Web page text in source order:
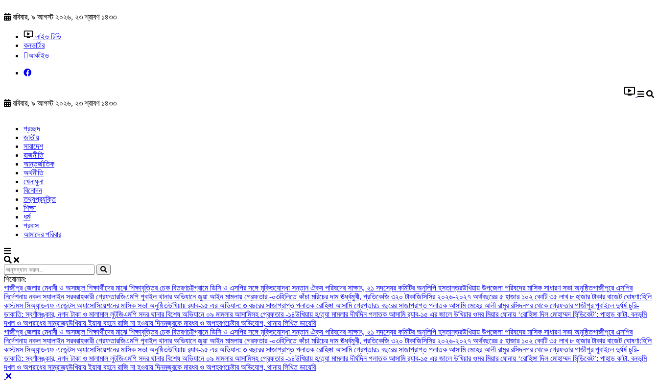
রবিবার, ৯ আগস্ট ২০২৬, ২৩ শ্রাবণ ১৪৩৩
লাইভ টিভি
কনভার্টার
আর্কাইভ
রবিবার, ৯ আগস্ট ২০২৬, ২৩ শ্রাবণ ১৪৩৩
প্রচ্ছদ
জাতীয়
সারাদেশ
রাজনীতি
আন্তর্জাতিক
অর্থনীতি
খেলাধুলা
বিনোদন
তথ্যপ্রযুক্তি
শিক্ষা
ধর্ম
প্রবাস
আমাদের পরিবার
শিরোনাম:
গাজীপুর জেলার মেধাবী ও অসচ্ছল শিক্ষার্থীদের মাঝে শিক্ষাবৃত্তির চেক বিতরণচট্টগ্রামে ডিসি ও এসপির সঙ্গে মুক্তিযোদ্ধা সন্তান ঐক্য পরিষদের সাক্ষাৎ, ২১ সদস্যের কমিটির অনুলিপি হস্তান্তরউখিয়ায় উপজেলা পরিষদের মাসিক সাধারণ সভা অনুষ্ঠিতগাজীপুরে এসপির
নির্দেশনায় নকল স্যালাইন সরবরাহকারী গ্রেফতারজিএমপি পূবাইল থানার অভিযানে জুয়া আইন মামলায় গ্রেফতার -০৩হিলিতে কাঁচা মরিচের দাম ঊর্ধ্বমুখী, প্রতিকেজি ৩২০ টাকাজিসিসির ২০২৬-২০২৭ অর্থবছরের ৫ হাজার ১০২ কোটি ৩৫ লাখ ৮ হাজার টাকার বাজেট ঘোষণা:হিলি
কাস্টমস সিঅ্যান্ডএফ এজেন্টস অ্যাসোসিয়েশনের মাসিক সভা অনুষ্ঠিতউখিয়ায় র‍্যাব-১৫ এর অভিযান: ৩ বছরের সাজাপ্রাপ্ত পলাতক রোহিঙ্গা আসামি গ্রেপ্তার১ বছরের সাজাপ্রাপ্ত পলাতক আসামি মেহের আলী রামুর রসিদনগর থেকে গ্রেফতার ‎গাজীপুর পূবাইলে দুর্ধর্ষ চুরি-
ডাকাতি: স্বর্ণালঙ্কার, নগদ টাকা ও মালামাল লুটজিএমপি সদর থানার বিশেষ অভিযানে ০৯ মামলার আসামিসহ গ্রেফতার -১৪উখিয়ায় হ/ত্যা মামলার দীর্ঘদিন পলাতক আসামি র‌্যাব-১৫ এর জালে ‎‎উখিয়ার ওমর মিয়ার ঘোনায় ‘রোহিঙ্গা দিল মোহাম্মদ সিন্ডিকেট’: পাহাড় কাটা, বনভূমি
দখল ও অপরাধের সাম্রাজ্যউখিয়ায় ইয়াবা বহনে রাজি না হওয়ায় দিনমজুরকে মারধর ও অপহরণচেষ্টার অভিযোগ, থানায় লিখিত ডায়েরি
গাজীপুর জেলার মেধাবী ও অসচ্ছল শিক্ষার্থীদের মাঝে শিক্ষাবৃত্তির চেক বিতরণচট্টগ্রামে ডিসি ও এসপির সঙ্গে মুক্তিযোদ্ধা সন্তান ঐক্য পরিষদের সাক্ষাৎ, ২১ সদস্যের কমিটির অনুলিপি হস্তান্তরউখিয়ায় উপজেলা পরিষদের মাসিক সাধারণ সভা অনুষ্ঠিতগাজীপুরে এসপির
নির্দেশনায় নকল স্যালাইন সরবরাহকারী গ্রেফতারজিএমপি পূবাইল থানার অভিযানে জুয়া আইন মামলায় গ্রেফতার -০৩হিলিতে কাঁচা মরিচের দাম ঊর্ধ্বমুখী, প্রতিকেজি ৩২০ টাকাজিসিসির ২০২৬-২০২৭ অর্থবছরের ৫ হাজার ১০২ কোটি ৩৫ লাখ ৮ হাজার টাকার বাজেট ঘোষণা:হিলি
কাস্টমস সিঅ্যান্ডএফ এজেন্টস অ্যাসোসিয়েশনের মাসিক সভা অনুষ্ঠিতউখিয়ায় র‍্যাব-১৫ এর অভিযান: ৩ বছরের সাজাপ্রাপ্ত পলাতক রোহিঙ্গা আসামি গ্রেপ্তার১ বছরের সাজাপ্রাপ্ত পলাতক আসামি মেহের আলী রামুর রসিদনগর থেকে গ্রেফতার ‎গাজীপুর পূবাইলে দুর্ধর্ষ চুরি-
ডাকাতি: স্বর্ণালঙ্কার, নগদ টাকা ও মালামাল লুটজিএমপি সদর থানার বিশেষ অভিযানে ০৯ মামলার আসামিসহ গ্রেফতার -১৪উখিয়ায় হ/ত্যা মামলার দীর্ঘদিন পলাতক আসামি র‌্যাব-১৫ এর জালে ‎‎উখিয়ার ওমর মিয়ার ঘোনায় ‘রোহিঙ্গা দিল মোহাম্মদ সিন্ডিকেট’: পাহাড় কাটা, বনভূমি
দখল ও অপরাধের সাম্রাজ্যউখিয়ায় ইয়াবা বহনে রাজি না হওয়ায় দিনমজুরকে মারধর ও অপহরণচেষ্টার অভিযোগ, থানায় লিখিত ডায়েরি